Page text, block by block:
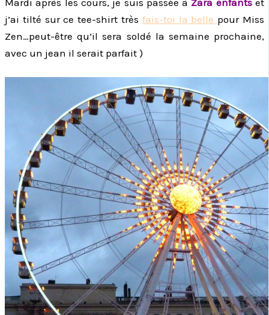
Mardi après les cours, je suis passée à Zara enfantset
j’ai tilté sur ce tee-shirt très fais-toi la belle pour Miss
Zen…peut-être qu’il sera soldé la semaine prochaine,
avec un jean il serait parfait )